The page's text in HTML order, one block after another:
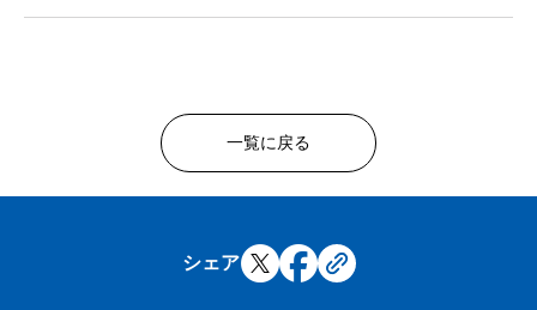
一覧に戻る
シェア